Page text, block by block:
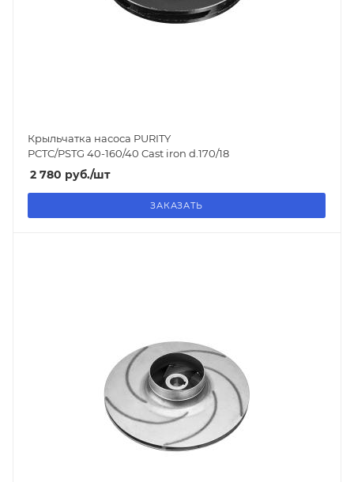
Крыльчатка насоса PURITY
PCTC/PSTG 40-160/40 Cast iron d.170/18
2 780 руб./шт
ЗАКАЗАТЬ